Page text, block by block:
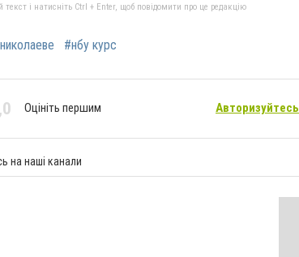
і натисніть Ctrl + Enter, щоб повідомити про це редакцію
#нбу курс
Оцініть першим Авторизуйтесь
на наші канали